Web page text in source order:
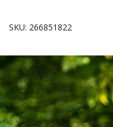
SKU: 266851822